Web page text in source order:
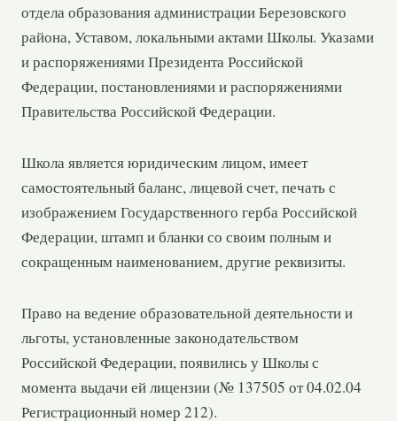
отдела образования администрации Березовского
района, Уставом, локальными актами Школы. Указами
и распоряжениями Президента Российской
Федерации, постановлениями и распоряжениями
Правительства Российской Федерации.
Школа является юридическим лицом, имеет
самостоятельный баланс, лицевой счет, печать с
изображением Государственного герба Российской
Федерации, штамп и бланки со своим полным и
сокращенным наименованием, другие реквизиты.
Право на ведение образовательной деятельности и
льготы, установленные законодательством
Российской Федерации, появились у Школы с
момента выдачи ей лицензии (№ 137505 от 04.02.04
Регистрационный номер 212).